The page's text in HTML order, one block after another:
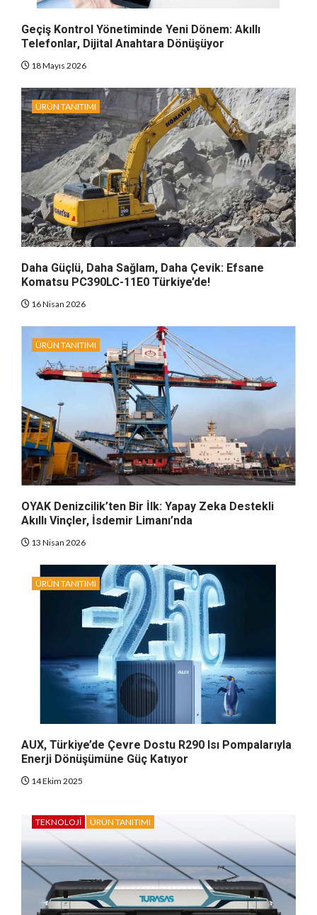
Geçiş Kontrol Yönetiminde Yeni Dönem: Akıllı
Telefonlar, Dijital Anahtara Dönüşüyor
18 Mayıs 2026
ÜRÜN TANITIMI
Daha Güçlü, Daha Sağlam, Daha Çevik: Efsane
Komatsu PC390LC-11E0 Türkiye’de!
16 Nisan 2026
ÜRÜN TANITIMI
OYAK Denizcilik’ten Bir İlk: Yapay Zeka Destekli
Akıllı Vinçler, İsdemir Limanı’nda
13 Nisan 2026
ÜRÜN TANITIMI
AUX, Türkiye’de Çevre Dostu R290 Isı Pompalarıyla
Enerji Dönüşümüne Güç Katıyor
14 Ekim 2025
TEKNOLOJI ÜRÜN TANITIMI